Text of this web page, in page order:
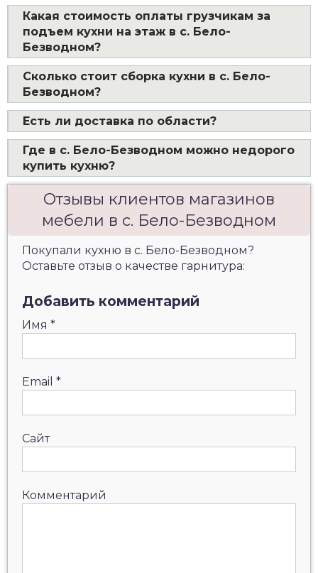
Какая стоимость оплаты грузчикам за
подъем кухни на этаж в с. Бело-
Безводном?
Сколько стоит сборка кухни в с. Бело-
Безводном?
Есть ли доставка по области?
Где в с. Бело-Безводном можно недорого
купить кухню?
Отзывы клиентов магазинов
мебели в с. Бело-Безводном
Покупали кухню в с. Бело-Безводном?
Оставьте отзыв о качестве гарнитура:
Добавить комментарий
Имя *
Email *
Сайт
Комментарий